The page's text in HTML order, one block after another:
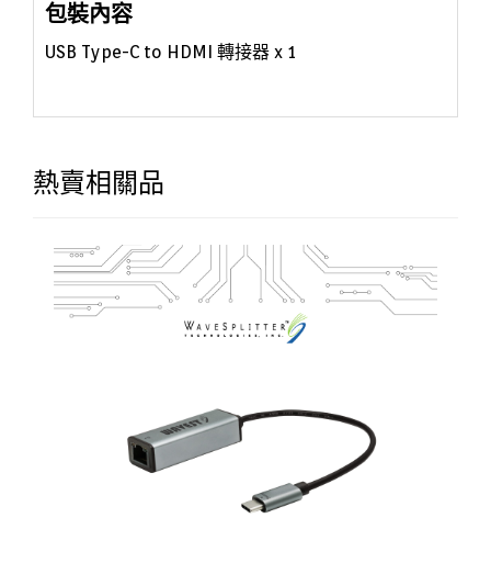
包裝內容
USB Type-C to HDMI 轉接器 x 1
熱賣相關品